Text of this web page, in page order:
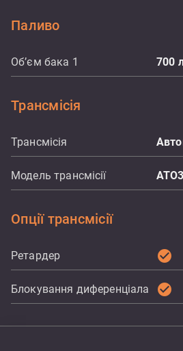
Паливо
Об’єм бака 1 700
Трансмісія
Трансмісія
Модель трансмісії
Опції трансмісії
Ретардер check_circle
Блокування диференціала check_circle